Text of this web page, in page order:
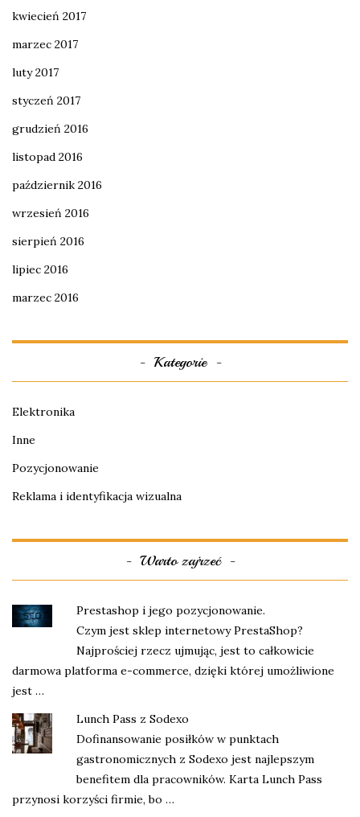
kwiecień 2017
marzec 2017
luty 2017
styczeń 2017
grudzień 2016
listopad 2016
październik 2016
wrzesień 2016
sierpień 2016
lipiec 2016
marzec 2016
Kategorie
Elektronika
Inne
Pozycjonowanie
Reklama i identyfikacja wizualna
Warto zajrzeć
Prestashop i jego pozycjonowanie.
Czym jest sklep internetowy PrestaShop?
Najprościej rzecz ujmując, jest to całkowicie
darmowa platforma e-commerce, dzięki której umożliwione
jest …
Lunch Pass z Sodexo
Dofinansowanie posiłków w punktach
gastronomicznych z Sodexo jest najlepszym
benefitem dla pracowników. Karta Lunch Pass
przynosi korzyści firmie, bo …